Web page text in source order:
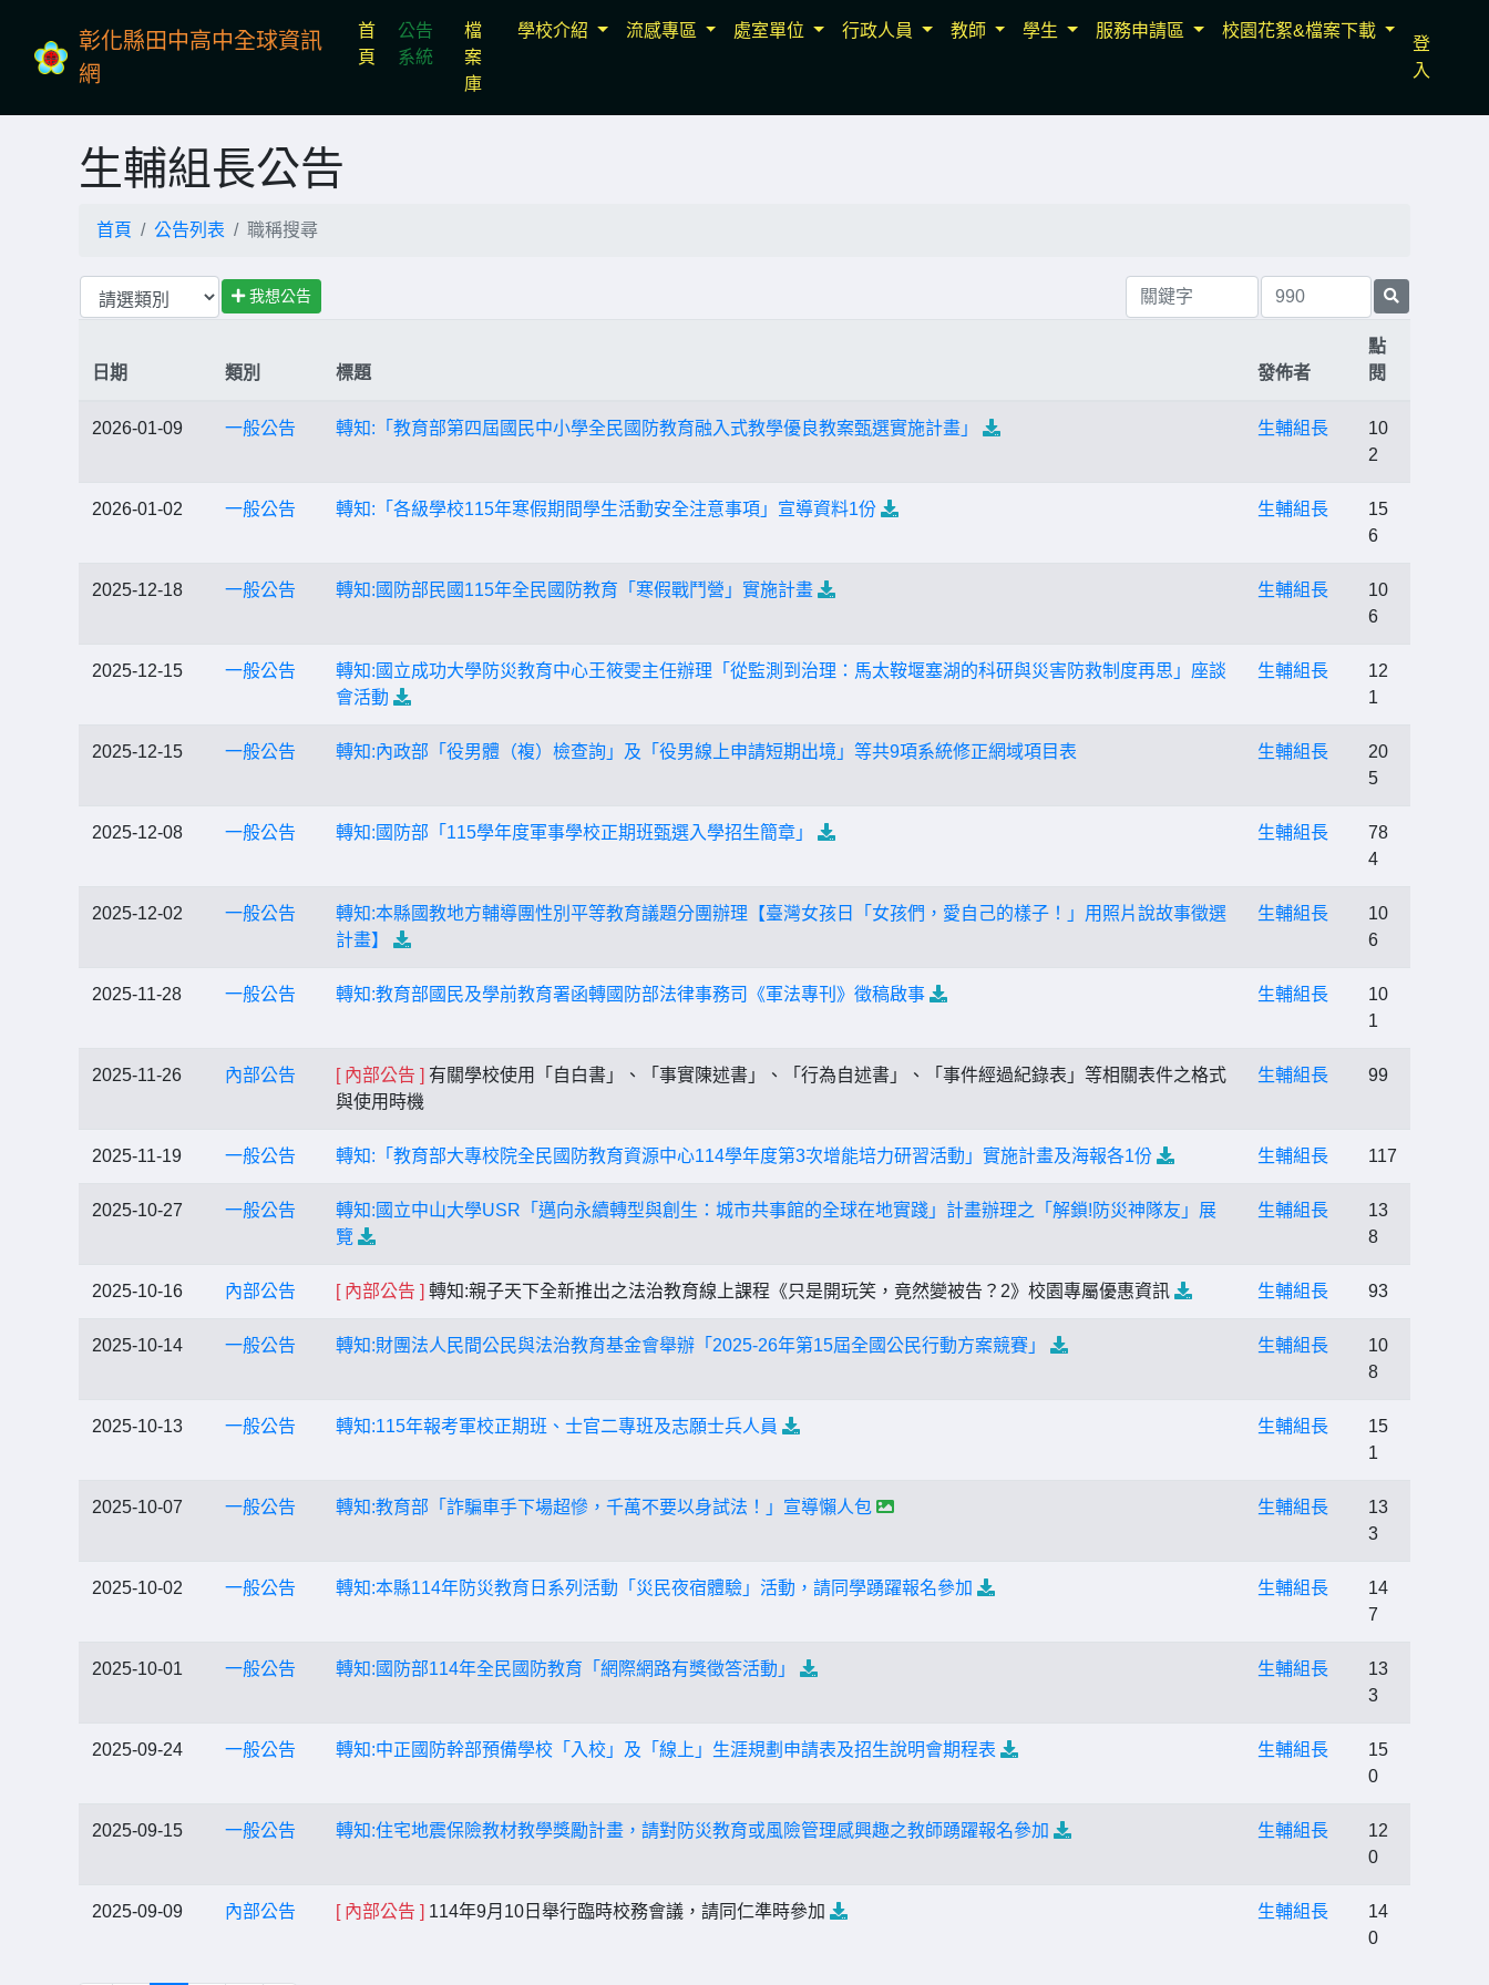
彰化縣田中高中全球資訊
網
首
頁 (current)
公告
系統
檔
案
庫
學校介紹 流感專區 處室單位 行政人員 教師 學生 服務申請區 校園花絮&檔案下載
登
入
生輔組長公告
首頁 公告列表 職稱搜尋
我想公告
日期 類別 標題 發佈者
點
閱
2026-01-09 一般公告 轉知:「教育部第四屆國民中小學全民國防教育融入式教學優良教案甄選實施計畫」 生輔組長
10
2
2026-01-02 一般公告 轉知:「各級學校115年寒假期間學生活動安全注意事項」宣導資料1份 生輔組長
15
6
2025-12-18 一般公告 轉知:國防部民國115年全民國防教育「寒假戰鬥營」實施計畫 生輔組長
10
6
2025-12-15 一般公告
轉知:國立成功大學防災教育中心王筱雯主任辦理「從監測到治理：馬太鞍堰塞湖的科研與災害防救制度再思」座談
會活動
生輔組長
12
1
2025-12-15 一般公告 轉知:內政部「役男體（複）檢查詢」及「役男線上申請短期出境」等共9項系統修正網域項目表 生輔組長
20
5
2025-12-08 一般公告 轉知:國防部「115學年度軍事學校正期班甄選入學招生簡章」 生輔組長
78
4
2025-12-02 一般公告
轉知:本縣國教地方輔導團性別平等教育議題分團辦理【臺灣女孩日「女孩們，愛自己的樣子！」用照片說故事徵選
計畫】
生輔組長
10
6
2025-11-28 一般公告 轉知:教育部國民及學前教育署函轉國防部法律事務司《軍法專刊》徵稿啟事 生輔組長
10
1
2025-11-26 內部公告 [ 內部公告 ] 有關學校使用「自白書」、「事實陳述書」、「行為自述書」、「事件經過紀錄表」等相關表件之格式
與使用時機
生輔組長 99
2025-11-19 一般公告 轉知:「教育部大專校院全民國防教育資源中心114學年度第3次增能培力研習活動」實施計畫及海報各1份 生輔組長 117
2025-10-27 一般公告
轉知:國立中山大學USR「邁向永續轉型與創生：城市共事館的全球在地實踐」計畫辦理之「解鎖!防災神隊友」展
覽
生輔組長
13
8
2025-10-16 內部公告 [ 內部公告 ] 轉知:親子天下全新推出之法治教育線上課程《只是開玩笑，竟然變被告？2》校園專屬優惠資訊 生輔組長 93
2025-10-14 一般公告 轉知:財團法人民間公民與法治教育基金會舉辦「2025-26年第15屆全國公民行動方案競賽」 生輔組長
10
8
2025-10-13 一般公告 轉知:115年報考軍校正期班、士官二專班及志願士兵人員 生輔組長
15
1
2025-10-07 一般公告 轉知:教育部「詐騙車手下場超慘，千萬不要以身試法！」宣導懶人包 生輔組長
13
3
2025-10-02 一般公告 轉知:本縣114年防災教育日系列活動「災民夜宿體驗」活動，請同學踴躍報名參加 生輔組長
14
7
2025-10-01 一般公告 轉知:國防部114年全民國防教育「網際網路有獎徵答活動」 生輔組長
13
3
2025-09-24 一般公告 轉知:中正國防幹部預備學校「入校」及「線上」生涯規劃申請表及招生說明會期程表 生輔組長
15
0
2025-09-15 一般公告 轉知:住宅地震保險教材教學獎勵計畫，請對防災教育或風險管理感興趣之教師踴躍報名參加 生輔組長
12
0
2025-09-09 內部公告 [ 內部公告 ] 114年9月10日舉行臨時校務會議，請同仁準時參加 生輔組長
14
0